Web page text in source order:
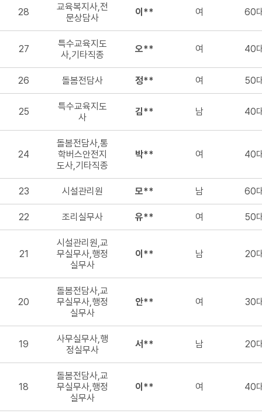
28
교육복지사,전
문상담사
이** 여 60
27
특수교육지도
사,기타직종
오** 여 40
26 돌봄전담사 정** 여 50
25
특수교육지도
사
김** 남 40
24
돌봄전담사,통
학버스안전지
도사,기타직종
박** 여 40
23 시설관리원 모** 남 60
22 조리실무사 유** 여 50
21
시설관리원,교
무실무사,행정
실무사
이** 남 20
20
돌봄전담사,교
무실무사,행정
실무사
안** 여 30
19
사무실무사,행
정실무사
서** 남 20
18
돌봄전담사,교
무실무사,행정
실무사
이** 여 40